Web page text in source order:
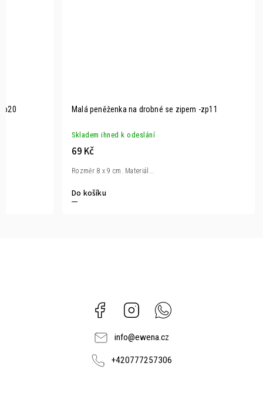
Malá peněženka na drobné se zipem -zp11
Skladem ihned k odeslání
69 Kč
Do košíku
Rozměr 8 x 9 cm. Materiál...
Facebook Instagram
info@ewena.cz
+420777257306